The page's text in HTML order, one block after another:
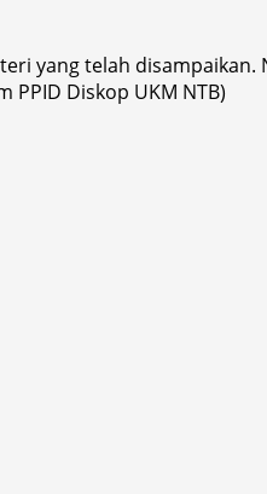
yang telah disampaikan.
Diskop UKM NTB)